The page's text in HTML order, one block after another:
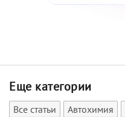
Еще категории
Все статьи Автохимия